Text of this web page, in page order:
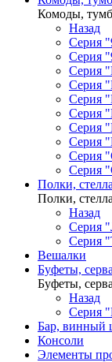
Комоды,
Назад
Серия
Серия
Серия
Серия
Серия
Серия
Серия
Серия
Серия
Серия
Полки,
Полки,
Назад
Серия
Серия
Вешалки
Буфеты,
Буфеты,
Назад
Серия
Бар, винный
Консоли
Элементы